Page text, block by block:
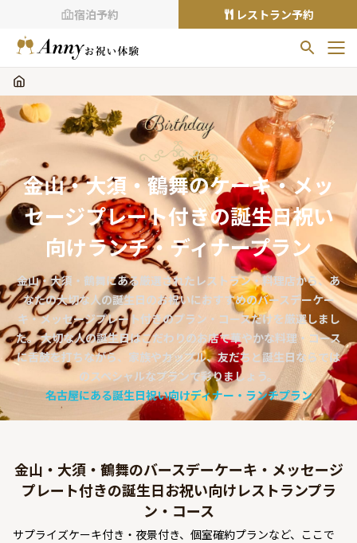
宿泊予約 レストラン予約
お気に入りの登録がありません
プランの をクリックすることで
お気に入りに追加できます。
閲覧履歴
閲覧履歴はありません
過去に見たお店が最大10件まで表示されます。
10件を超えると、古いものから順に削除されます。
TOP
Annyお祝い体験について
Annyお祝いアイテムについて
よくあるご質問
お問い合わせ
Birthday
金山・大須・鶴舞のケーキ・メッ
セージプレート付きの誕生日祝い
向けランチ・ディナープラン
金山・大須・鶴舞にある厳選されたレストラン・料理店から、あ
なたの大切な人の誕生日のお祝いにおすすめのバースデーケー
キ・メッセージプレート付きのプラン・コースだけを厳選しまし
た。 大切な人の誕生日はこだわりのお店で華やかな料理・コース
に舌鼓を打ちながら、家族やカップル、友だちと誕生日ならでは
のスペシャルなプランで彩りましょう。
名古屋にある誕生日祝い向けディナー・ランチプラン
金山・大須・鶴舞のバースデーケーキ・メッセージ
プレート付きの誕生日お祝い向けレストランプラ
ン・コース
サプライズケーキ付き・夜景付き、個室確約プランなど、ここで